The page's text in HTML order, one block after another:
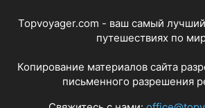
Topvoyager.com - ваш самый
путешествиях по
Копирование материалов сайта
письменного разрешения